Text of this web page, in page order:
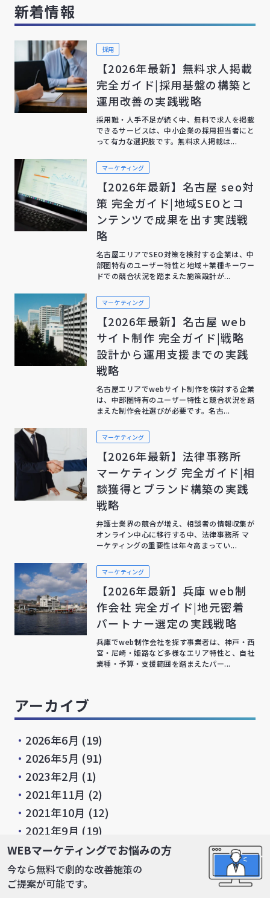
新着情報
採用
【2026年最新】無料求人掲載
完全ガイド|採用基盤の構築と
運用改善の実践戦略
採用難・人手不足が続く中、無料で求人を掲載
できるサービスは、中小企業の採用担当者にと
って有力な選択肢です。無料求人掲載は...
マーケティング
【2026年最新】名古屋 seo対
策 完全ガイド|地域SEOとコ
ンテンツで成果を出す実践戦
略
名古屋エリアでSEO対策を検討する企業は、中
部圏特有のユーザー特性と地域＋業種キーワー
ドでの競合状況を踏まえた施策設計が...
マーケティング
【2026年最新】名古屋 web
サイト制作 完全ガイド|戦略
設計から運用支援までの実践
戦略
名古屋エリアでwebサイト制作を検討する企業
は、中部圏特有のユーザー特性と競合状況を踏
まえた制作会社選びが必要です。名古...
マーケティング
【2026年最新】法律事務所
マーケティング 完全ガイド|相
談獲得とブランド構築の実践
戦略
弁護士業界の競合が増え、相談者の情報収集が
オンライン中心に移行する中、法律事務所 マ
ーケティングの重要性は年々高まってい...
マーケティング
【2026年最新】兵庫 web制
作会社 完全ガイド|地元密着
パートナー選定の実践戦略
兵庫でweb制作会社を探す事業者は、神戸・西
宮・尼崎・姫路など多様なエリア特性と、自社
業種・予算・支援範囲を踏まえたパー...
アーカイブ
・ 2026年6月 (19)
・ 2026年5月 (91)
・ 2023年2月 (1)
・ 2021年11月 (2)
・ 2021年10月 (12)
・ 2021年9月 (19)
・2021年8月(6)
・2021年6月(21)
・2021年5月(19)
WEBマーケティングでお悩みの方
今なら無料で劇的な改善施策の
ご提案が可能です。